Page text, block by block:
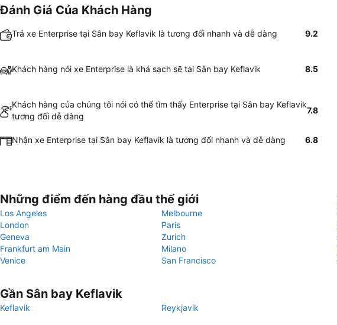
Đánh Giá Của Khách Hàng
Trả xe Enterprise tại Sân bay Keflavik là tương đối nhanh và dễ dàng 9.2
Khách hàng nói xe Enterprise là khá sạch sẽ tại Sân bay Keflavik 8.5
Khách hàng của chúng tôi nói có thể tìm thấy Enterprise tại Sân bay Keflavik
tương đối dễ dàng
7.8
Nhận xe Enterprise tại Sân bay Keflavik là tương đối nhanh và dễ dàng 6.8
Những điểm đến hàng đầu thế giới
Los Angeles
Melbourne
London
Paris
Geneva
Zurich
Frankfurt am Main
Milano
Venice
San Francisco
Gần Sân bay Keflavik
Keflavik Reykjavik